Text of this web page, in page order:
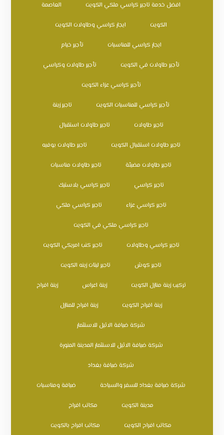
افضل خدمة تاجير كراسي ملكي الكويت العاصمة
الكويت ايجار كراسي وطاولات الكويت
ايجار كراسي للمناسبات تأجير خيام
تأجير طاولات في الكويت تأجير طاولات وكراسي
تأجير كراسي عزاء الكويت
تأجير كراسي للمناسبات الكويت تاجير زينة
تاجير طاولات تاجير طاولات استقبال
تاجير طاولات استقبال الكويت تاجير طاولات بوفيه
تاجير طاولات مضيئة تاجير طاولات مناسبات
تاجير كراسي تاجير كراسي بلاستيك
تاجير كراسي عزاء تاجير كراسي ملكي
تاجير كراسي ملكي في الكويت
تاجير كراسي وطاولات تاجير كنب امريكي الكويت
تاجير كوش تاجير ليتات زينه الكويت
تركيب زينة منازل الكويت زينة اعراس زينة افراح
زينة افراح الكويت زينة افراح للمنازل
شركة ضيافة الاثيل للاستثمار
شركة ضيافة الاثيل للاستثمار المدينة المنورة
شركة ضيافة بغداد
شركة ضيافة بغداد للسفر والسياحة ضيافة ومناسبات
مدينة الكويت مكاتب افراح
مكاتب افراح الكويت مكاتب افراح بالكويت